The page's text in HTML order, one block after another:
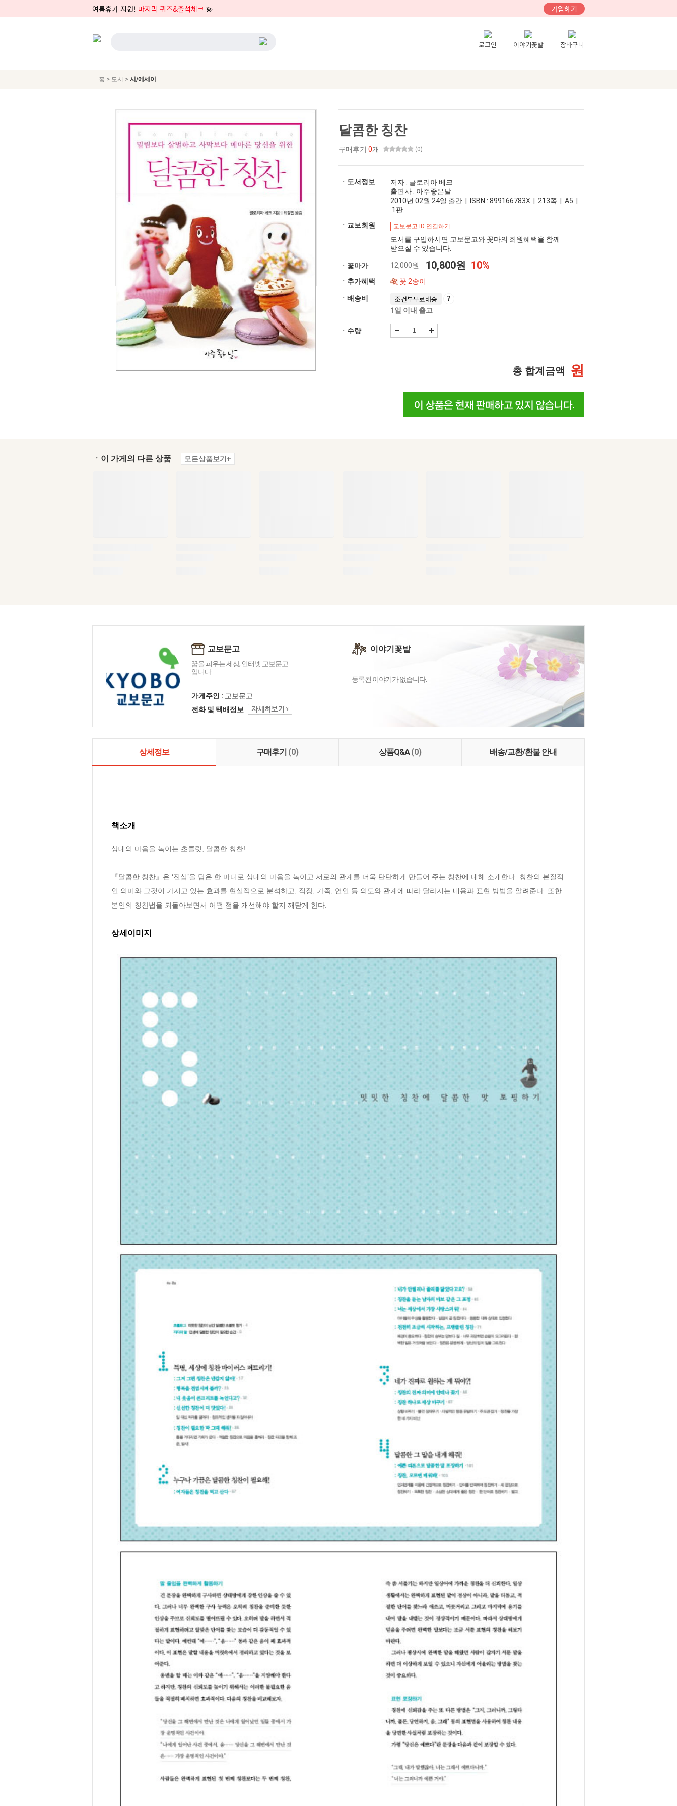
여름휴가 지원! 마지막 퀴즈&출석체크 💫 가입하기
로그인 이야기꽃밭 장바구니
홈 > 도서 > 시/에세이
달콤한 칭찬
구매후기 0개 (0)
ㆍ도서정보
저자 : 글로리아 베크
출판사 : 아주좋은날
2010년 02월 24일 출간 | ISBN : 899166783X | 213쪽 | A5 |
1판
ㆍ교보회원
교보문고 ID 연결하기
도서를 구입하시면 교보문고와 꽃마의 회원혜택을 함께
받으실 수 있습니다.
ㆍ꽃마가 12,000원 10,800원 10%
ㆍ추가혜택 꽃 2송이
ㆍ배송비 조건부무료배송
1일 이내 출고
ㆍ수량
총 합계금액 원
ㆍ이 가게의 다른 상품 모든상품보기+
교보문고
꿈을 피우는 세상, 인터넷 교보문고
입니다.
가게주인 : 교보문고
전화 및 택배정보
이야기꽃밭
등록된 이야기가 없습니다.
상세정보 구매후기 (0) 상품Q&A(0) 배송/교환/환불 안내
책소개
상대의 마음을 녹이는 초콜릿, 달콤한 칭찬!
『달콤한 칭찬』은 ‘진심’을 담은 한 마디로 상대의 마음을 녹이고 서로의 관계를 더욱 탄탄하게 만들어 주는 칭찬에 대해 소개한다. 칭찬의 본질적
인 의미와 그것이 가지고 있는 효과를 현실적으로 분석하고, 직장, 가족, 연인 등 의도와 관계에 따라 달라지는 내용과 표현 방법을 알려준다. 또한
본인의 칭찬법을 되돌아보면서 어떤 점을 개선해야 할지 깨닫게 한다.
상세이미지